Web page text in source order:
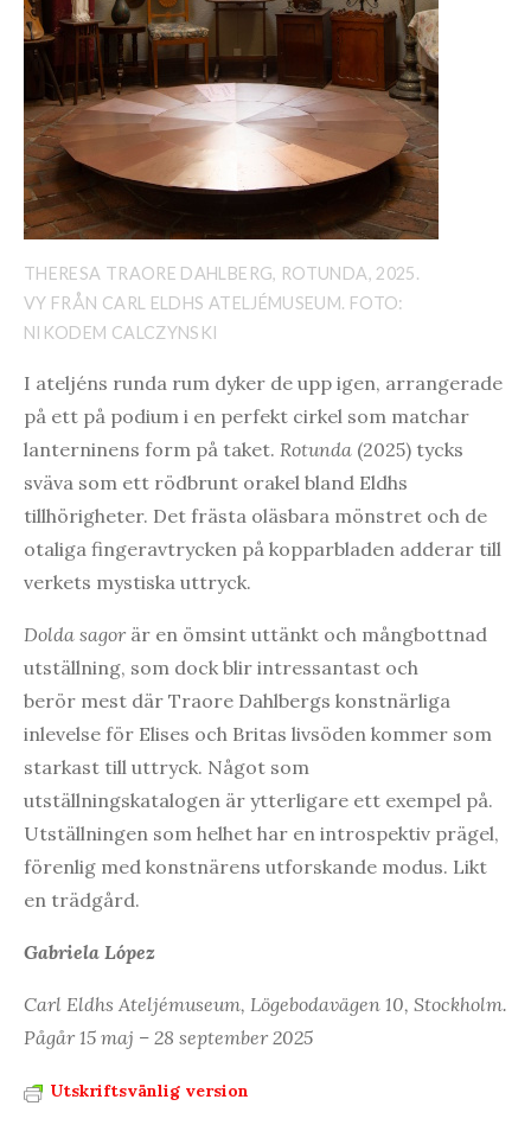
THERESA TRAORE DAHLBERG, ROTUNDA, 2025.
VY FRÅN CARL ELDHS ATELJÉMUSEUM. FOTO:
NIKODEM CALCZYNSKI
I ateljéns runda rum dyker de upp igen, arrangerade
på ett på podium i en perfekt cirkel som matchar
lanterninens form på taket. Rotunda (2025) tycks
sväva som ett rödbrunt orakel bland Eldhs
tillhörigheter. Det frästa oläsbara mönstret och de
otaliga fingeravtrycken på kopparbladen adderar till
verkets mystiska uttryck.
Dolda sagor är en ömsint uttänkt och mångbottnad
utställning, som dock blir intressantast och
berör mest där Traore Dahlbergs konstnärliga
inlevelse för Elises och Britas livsöden kommer som
starkast till uttryck. Något som
utställningskatalogen är ytterligare ett exempel på.
Utställningen som helhet har en introspektiv prägel,
förenlig med konstnärens utforskande modus. Likt
en trädgård.
Gabriela López
Carl Eldhs Ateljémuseum, Lögebodavägen 10, Stockholm.
Pågår 15 maj – 28 september 2025
Utskriftsvänlig version